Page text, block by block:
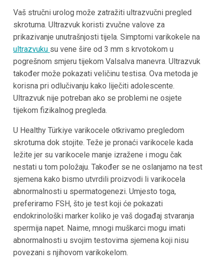
Vaš stručni urolog može zatražiti ultrazvučni pregled
skrotuma. Ultrazvuk koristi zvučne valove za
prikazivanje unutrašnjosti tijela. Simptomi varikokele na
ultrazvuku su vene šire od 3 mm s krvotokom u
pogrešnom smjeru tijekom Valsalva manevra. Ultrazvuk
također može pokazati veličinu testisa. Ova metoda je
korisna pri odlučivanju kako liječiti adolescente.
Ultrazvuk nije potreban ako se problemi ne osjete
tijekom fizikalnog pregleda.
U Healthy Türkiye varikocele otkrivamo pregledom
skrotuma dok stojite. Teže je pronaći varikocele kada
ležite jer su varikocele manje izražene i mogu čak
nestati u tom položaju. Također se ne oslanjamo na test
sjemena kako bismo utvrdili proizvodi li varikocela
abnormalnosti u spermatogenezi. Umjesto toga,
preferiramo FSH, što je test koji će pokazati
endokrinološki marker koliko je vaš događaj stvaranja
spermija napet. Naime, mnogi muškarci mogu imati
abnormalnosti u svojim testovima sjemena koji nisu
povezani s njihovom varikokelom.